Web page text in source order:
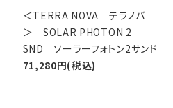
＜TERRA NOVA テラノバ
＞ SOLAR PHOTON 2
SND ソーラーフォトン2サンド
71,280円(税込)